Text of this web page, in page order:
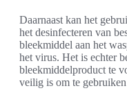
Daarnaast kan het
het desinfecteren van
bleekmiddel aan het
het virus. Het is echter
bleekmiddelproduct te
veilig is om te